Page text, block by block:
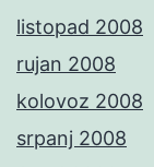
listopad 2008
rujan 2008
kolovoz 2008
srpanj 2008